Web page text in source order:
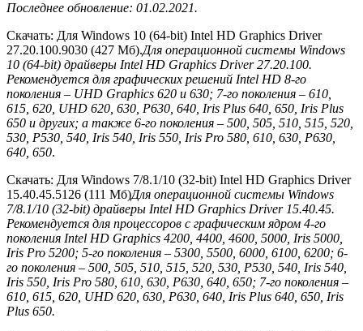
Последнее обновление: 01.02.2021.
Скачать: Для Windows 10 (64-bit) Intel HD Graphics Driver
27.20.100.9030 (427 Mб).Для операционной системы Windows
10 (64-bit) драйверы Intel HD Graphics Driver 27.20.100.
Рекомендуется для графических решений Intel HD 8-го
поколения – UHD Graphics 620 и 630; 7-го поколения – 610,
615, 620, UHD 620, 630, P630, 640, Iris Plus 640, 650, Iris Plus
650 и других; а также 6-го поколения – 500, 505, 510, 515, 520,
530, P530, 540, Iris 540, Iris 550, Iris Pro 580, 610, 630, P630,
640, 650.
Скачать: Для Windows 7/8.1/10 (32-bit) Intel HD Graphics Driver
15.40.45.5126 (111 Mб)Для операционной системы Windows
7/8.1/10 (32-bit) драйверы Intel HD Graphics Driver 15.40.45.
Рекомендуется для процессоров с графическим ядром 4-го
поколения Intel HD Graphics 4200, 4400, 4600, 5000, Iris 5000,
Iris Pro 5200; 5-го поколения – 5300, 5500, 6000, 6100, 6200; 6-
го поколения – 500, 505, 510, 515, 520, 530, P530, 540, Iris 540,
Iris 550, Iris Pro 580, 610, 630, P630, 640, 650; 7-го поколения –
610, 615, 620, UHD 620, 630, P630, 640, Iris Plus 640, 650, Iris
Plus 650.